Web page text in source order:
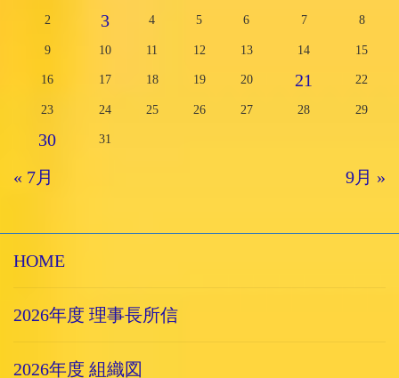
2 3 4 5 6 7 8
9 10 11 12 13 14 15
16 17 18 19 20 21 22
23 24 25 26 27 28 29
30 31
« 7月 9月 »
HOME
2026年度 理事長所信
2026年度 組織図